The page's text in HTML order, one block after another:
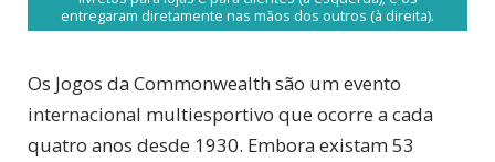
entregaram diretamente nas mãos dos outros (à direita).
Os Jogos da Commonwealth são um evento
internacional multiesportivo que ocorre a cada
quatro anos desde 1930. Embora existam 53